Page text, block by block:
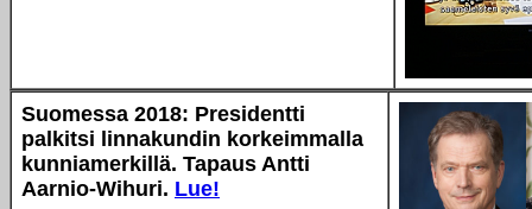
Suomessa 2018: Presidentti
palkitsi linnakundin korkeimmalla
kunniamerkillä. Tapaus Antti
Aarnio-Wihuri. Lue!